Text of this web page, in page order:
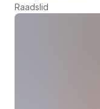
Raadslid